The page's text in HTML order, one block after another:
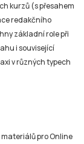
kurzů (s přesahem
redakčního
základní role při
i související
v různých typech
pro Online